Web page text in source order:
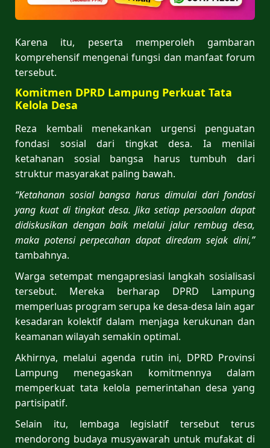
Karena itu, peserta memperoleh gambaran
komprehensif mengenai fungsi dan manfaat forum
tersebut.
Komitmen DPRD Lampung Perkuat Tata
Kelola Desa
Reza kembali menekankan urgensi penguatan
fondasi sosial dari tingkat desa. Ia menilai
ketahanan sosial bangsa harus tumbuh dari
struktur masyarakat paling bawah.
“Ketahanan sosial bangsa harus dimulai dari fondasi
yang kuat di tingkat desa. Jika setiap persoalan dapat
didiskusikan dengan baik melalui jalur rembug desa,
maka potensi perpecahan dapat diredam sejak dini,”
tambahnya.
Warga setempat mengapresiasi langkah sosialisasi
tersebut. Mereka berharap DPRD Lampung
memperluas program serupa ke desa-desa lain agar
kesadaran kolektif dalam menjaga kerukunan dan
keamanan wilayah semakin optimal.
Akhirnya, melalui agenda rutin ini, DPRD Provinsi
Lampung menegaskan komitmennya dalam
memperkuat tata kelola pemerintahan desa yang
partisipatif.
Selain itu, lembaga legislatif tersebut terus
mendorong budaya musyawarah untuk mufakat di